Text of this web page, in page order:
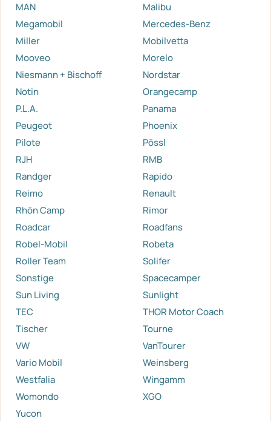
MAN
Malibu
Megamobil
Mercedes-Benz
Miller
Mobilvetta
Mooveo
Morelo
Niesmann + Bischoff
Nordstar
Notin
Orangecamp
P.L.A.
Panama
Peugeot
Phoenix
Pilote
Pössl
RJH
RMB
Randger
Rapido
Reimo
Renault
Rhön Camp
Rimor
Roadcar
Roadfans
Robel-Mobil
Robeta
Roller Team
Solifer
Sonstige
Spacecamper
Sun Living
Sunlight
TEC
THOR Motor Coach
Tischer
Tourne
VW
VanTourer
Vario Mobil
Weinsberg
Westfalia
Wingamm
Womondo
XGO
Yucon